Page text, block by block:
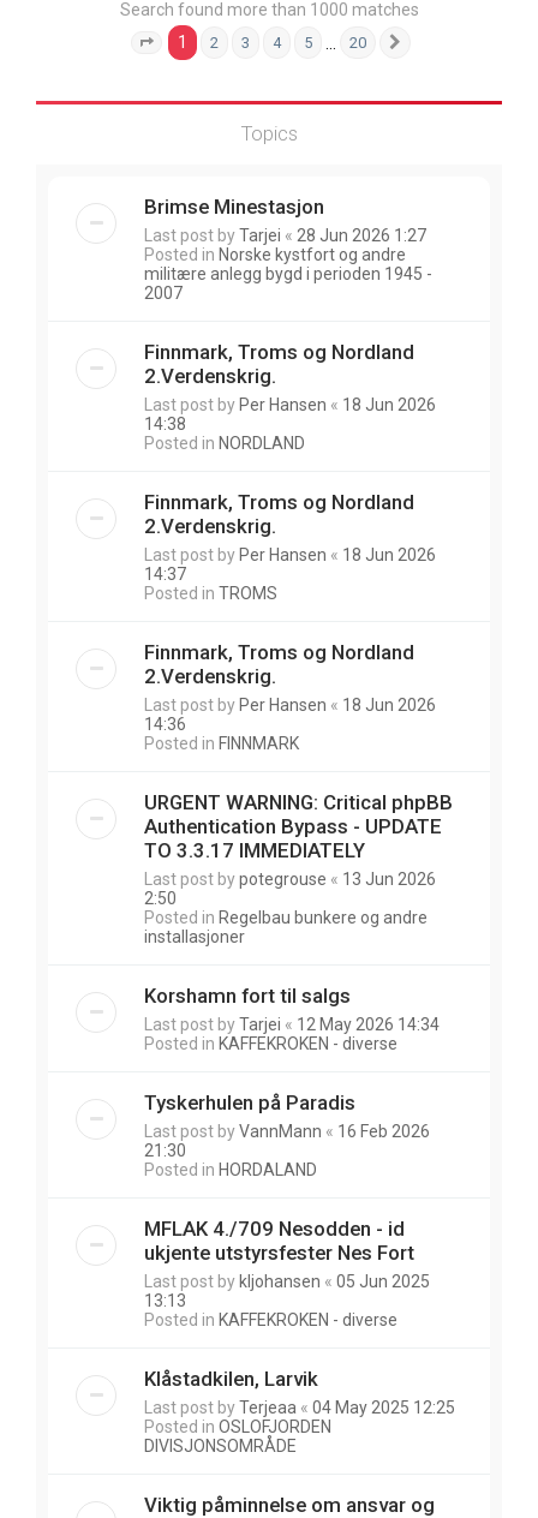
Search found more than 1000 matches
Page 1 of 20
1 2 3 4 5 20
Topics
Brimse Minestasjon
Last post byTarjei « 28 Jun 2026 1:27
Posted in Norske kystfort og andre
militære anlegg bygd i perioden 1945 -
2007
Finnmark, Troms og Nordland
2.Verdenskrig.
Last post by Per Hansen « 18 Jun 2026
14:38
Posted in NORDLAND
Finnmark, Troms og Nordland
2.Verdenskrig.
Last post by Per Hansen « 18 Jun 2026
14:37
Posted in TROMS
Finnmark, Troms og Nordland
2.Verdenskrig.
Last post by Per Hansen « 18 Jun 2026
14:36
Posted in FINNMARK
URGENT WARNING: Critical phpBB
Authentication Bypass - UPDATE
TO 3.3.17 IMMEDIATELY
Last post bypotegrouse « 13 Jun 2026
2:50
Posted in Regelbau bunkere og andre
installasjoner
Korshamn fort til salgs
Last post byTarjei « 12 May 2026 14:34
Posted in KAFFEKROKEN - diverse
Tyskerhulen på Paradis
Last post byVannMann « 16 Feb 2026
21:30
Posted in HORDALAND
MFLAK 4./709 Nesodden - id
ukjente utstyrsfester Nes Fort
Last post by kljohansen « 05 Jun 2025
13:13
Posted in KAFFEKROKEN - diverse
Klåstadkilen, Larvik
Last post byTerjeaa « 04 May 2025 12:25
Posted in OSLOFJORDEN
DIVISJONSOMRÅDE
Viktig påminnelse om ansvar og